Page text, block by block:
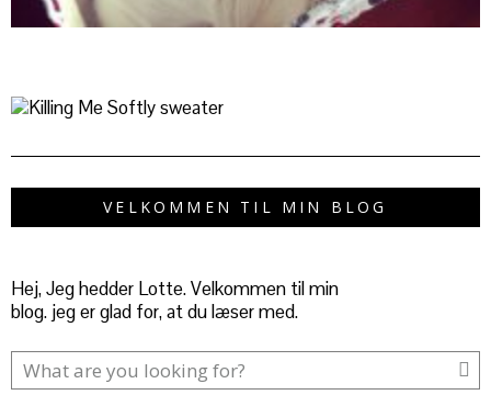
VELKOMMEN TIL MIN BLOG
Hej, Jeg hedder Lotte. Velkommen til min
blog. jeg er glad for, at du læser med.